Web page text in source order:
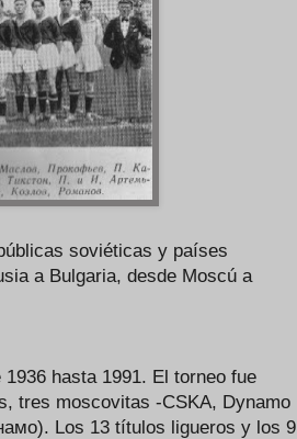
soviéticas y países
a Bulgaria, desde Moscú a
hasta 1991. El torneo fue
tres moscovitas -CSKA, Dynamo
Los 13 títulos ligueros y los 9